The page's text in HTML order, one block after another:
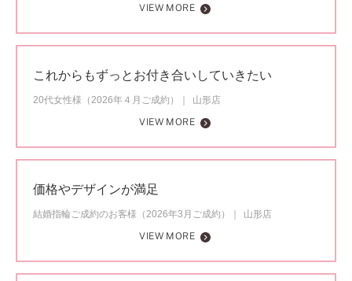
VIEW MORE
これからもずっとお付き合いしていきたい
20代女性様（2026年４月ご成約）
山形店
VIEW MORE
価格やデザインが満足
結婚指輪ご成約のお客様（2026年3月ご成約）
山形店
VIEW MORE